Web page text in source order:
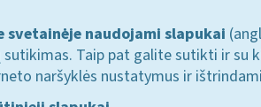
svetainėje naudojami slapukai
sutikimas. Taip pat galite sutikti ir su
naršyklės nustatymus ir